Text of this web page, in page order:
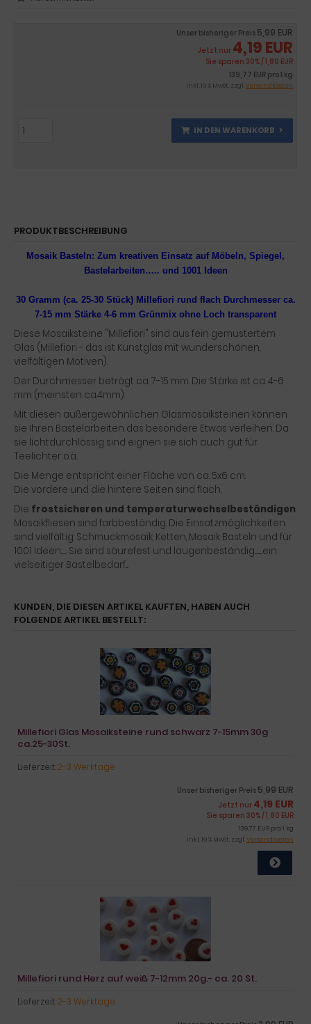
Unser bisheriger Preis 5,99 EUR
Jetzt nur 4,19 EUR
Sie sparen 30% / 1,80 EUR
139,77 EUR pro 1 kg
inkl. 19 % MwSt. zzgl.Versandkosten
IN DEN WARENKORB
PRODUKTBESCHREIBUNG
Mosaik Basteln: Zum kreativen Einsatz auf Möbeln, Spiegel,
Bastelarbeiten….. und 1001 Ideen
30 Gramm (ca. 25-30 Stück) Millefiori rund flach Durchmesser ca.
7-15 mm Stärke 4-6 mm Grünmix ohne Loch transparent
Diese Mosaiksteine "Millefiori" sind aus fein gemustertem
Glas (Millefiori - das ist Kunstglas mit wunderschönen,
vielfältigen Motiven).
Der Durchmesser beträgt ca. 7-15 mm. Die Stärke ist ca. 4-6
mm (meinsten ca.4mm).
Mit diesen außergewöhnlichen Glasmosaiksteinen können
sie Ihren Bastelarbeiten das besondere Etwas verleihen. Da
sie lichtdurchlässig sind eignen sie sich auch gut für
Teelichter o.ä..
Die Menge entspricht einer Fläche von ca. 5x6 cm.
Die vordere und die hintere Seiten sind flach.
Die frostsicheren und temperaturwechselbeständigen
Mosaikfliesen sind farbbeständig. Die Einsatzmöglichkeiten
sind vielfältig: Schmuckmosaik, Ketten, Mosaik Basteln und für
1001 Ideen........ Sie sind säurefest und laugenbeständig...........ein
vielseitiger Bastelbedarf....
KUNDEN, DIE DIESEN ARTIKEL KAUFTEN, HABEN AUCH
FOLGENDE ARTIKEL BESTELLT:
Millefiori Glas Mosaiksteine rund schwarz 7-15mm 30g
ca.25-30St.
Lieferzeit:2-3 Werktage
Unser bisheriger Preis 5,99 EUR
Jetzt nur 4,19 EUR
Sie sparen 30% / 1,80 EUR
139,77 EUR pro 1 kg
inkl. 19 % MwSt. zzgl.Versandkosten
Millefiori rund Herz auf weiß 7-12mm 20g.- ca. 20 St.
Lieferzeit:2-3 Werktage